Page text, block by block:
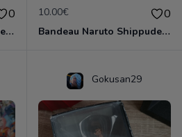
0
Bandeau Naruto Shippuden - Village Du Son
10.00€ 0
Bandeau Naruto Shippuden - Village Du Sable
Gokusan29